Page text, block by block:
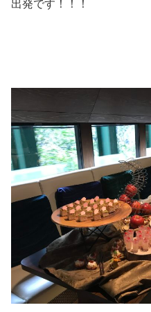
出発です！！！